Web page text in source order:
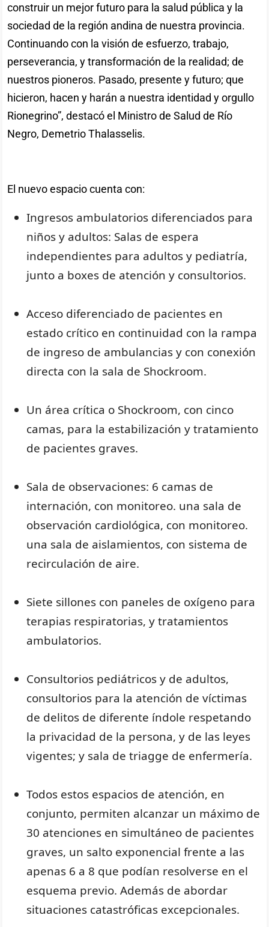
construir un mejor futuro para la salud pública y la
sociedad de la región andina de nuestra provincia.
Continuando con la visión de esfuerzo, trabajo,
perseverancia, y transformación de la realidad; de
nuestros pioneros. Pasado, presente y futuro; que
hicieron, hacen y harán a nuestra identidad y orgullo
Rionegrino”, destacó el Ministro de Salud de Río
Negro, Demetrio Thalasselis.
El nuevo espacio cuenta con:
Ingresos ambulatorios diferenciados para
niños y adultos: Salas de espera
independientes para adultos y pediatría,
junto a boxes de atención y consultorios.
Acceso diferenciado de pacientes en
estado crítico en continuidad con la rampa
de ingreso de ambulancias y con conexión
directa con la sala de Shockroom.
Un área crítica o Shockroom, con cinco
camas, para la estabilización y tratamiento
de pacientes graves.
Sala de observaciones: 6 camas de
internación, con monitoreo. una sala de
observación cardiológica, con monitoreo.
una sala de aislamientos, con sistema de
recirculación de aire.
Siete sillones con paneles de oxígeno para
terapias respiratorias, y tratamientos
ambulatorios.
Consultorios pediátricos y de adultos,
consultorios para la atención de víctimas
de delitos de diferente índole respetando
la privacidad de la persona, y de las leyes
vigentes; y sala de triagge de enfermería.
Todos estos espacios de atención, en
conjunto, permiten alcanzar un máximo de
30 atenciones en simultáneo de pacientes
graves, un salto exponencial frente a las
apenas 6 a 8 que podían resolverse en el
esquema previo. Además de abordar
situaciones catastróficas excepcionales.